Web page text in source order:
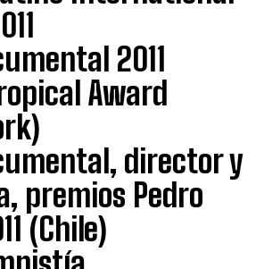
2011
Award
director y
premios Pedro
(Chile)